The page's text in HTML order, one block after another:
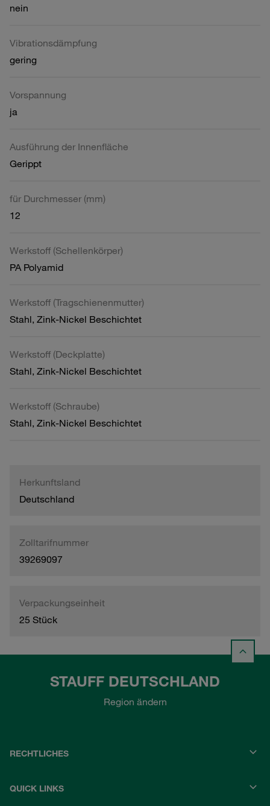
nein
Vibrationsdämpfung
gering
Vorspannung
ja
Ausführung der Innenfläche
Gerippt
für Durchmesser (mm)
12
Werkstoff (Schellenkörper)
PA Polyamid
Werkstoff (Tragschienenmutter)
Stahl, Zink-Nickel Beschichtet
Werkstoff (Deckplatte)
Stahl, Zink-Nickel Beschichtet
Werkstoff (Schraube)
Stahl, Zink-Nickel Beschichtet
Herkunftsland
Deutschland
Zolltarifnummer
39269097
Verpackungseinheit
25 Stück
STAUFF DEUTSCHLAND
Region ändern
RECHTLICHES
QUICK LINKS